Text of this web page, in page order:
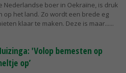
Nederlandse boer in Oekraïne, is druk
op het land. Zo wordt een brede eg
klaar te maken. Deze is maar...
'Volop bemesten op
op’